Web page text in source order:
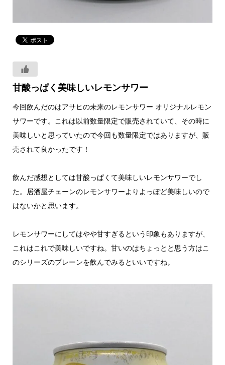
甘酸っぱく美味しいレモンサワー
今回飲んだのはアサヒの未来のレモンサワー オリジナルレモン
サワーです。これは以前数量限定で販売されていて、その時に
美味しいと思っていたので今回も数量限定ではありますが、販
売されて良かったです！
飲んだ感想としては甘酸っぱくて美味しいレモンサワーでし
た。居酒屋チェーンのレモンサワーよりよっぽど美味しいので
はないかと思います。
レモンサワーにしてはやや甘すぎるという印象もありますが、
これはこれで美味しいですね。甘いのはちょっとと思う方はこ
のシリーズのプレーンを飲んでみるといいですね。